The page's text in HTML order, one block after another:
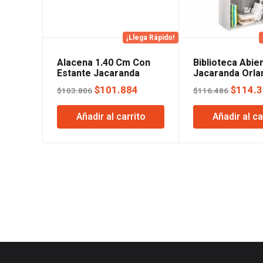
¡Llega Rápido!
Alacena 1.40 Cm Con
Estante Jacaranda
Orlandi
$103.806 El
precio
original
era:
$101.884
precio
actual
es:
Añadir al carrito
Biblioteca
Jacaranda
$116.486 El
precio
era:
$
Añadir al